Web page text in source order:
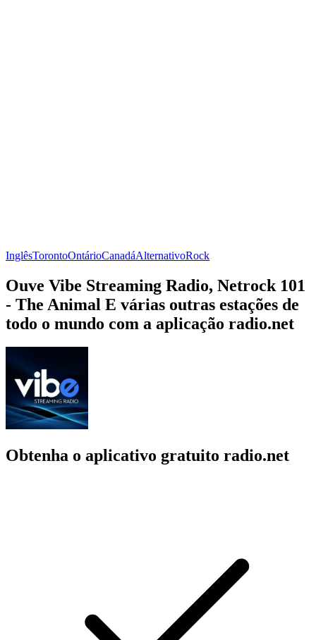
InglêsTorontoOntárioCanadáAlternativoRock
Ouve Vibe Streaming Radio, Netrock 101
- The Animal E várias outras estações de
todo o mundo com a aplicação radio.net
Obtenha o aplicativo gratuito radio.net